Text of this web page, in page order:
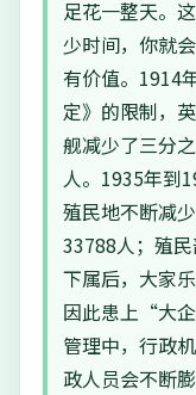
足花一整天。
少时间，你就
有价值。1914
定》的限制，
舰减少了三分
人。1935年到
殖民地不断减
33788人；殖
下属后，大家
因此患上“大
管理中，行政
政人员会不断